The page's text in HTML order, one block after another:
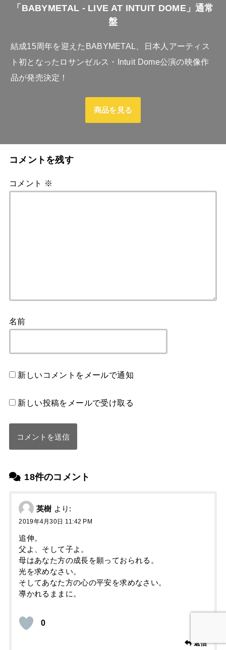
「BABYMETAL - LIVE AT INTUIT DOME」通常
盤
結成15周年を迎えたBABYMETAL、日本人アーティス
ト初となったロサンゼルス・Intuit Dome公演の映像作
品が発売決定！
商品を見る
18件のコメント
英樹 より:
2019年4月30日 11:42 PM
追伸。
父よ、そして子よ。
母はあなた方の成長を願っておられる。
光を求めなさい。
そしてあなた方の心の平安を求めなさい。
導かれるままに。
0
返信
コメントを残す
コメント ※
名前
新しいコメントをメールで通知
新しい投稿をメールで受け取る